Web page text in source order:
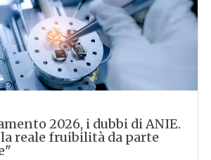
2026, i dubbi di ANIE.
reale fruibilità da parte